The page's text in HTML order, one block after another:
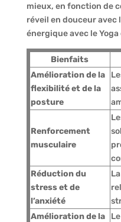
mieux, en fonction de
réveil en douceur avec
énergique avec le
Bienfaits
Amélioration de la
flexibilité et de la
posture
Renforcement
musculaire
Réduction du
stress et de
l’anxiété
Amélioration de la